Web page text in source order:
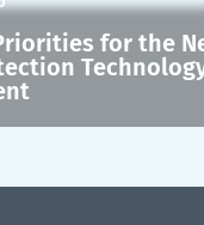
for the